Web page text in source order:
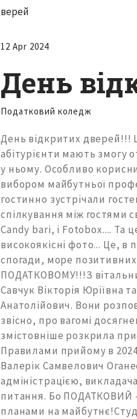
12 Apr 2024
День
Податковий коледж
День відкритих дверей!!!
абітурієнти мають змогу
у ньому. Особливо
вибором майбутньої
гостинно зустрічали
спілкування між гостями
Сandy barі, і Fotobox.... Та
високоякісні фото... Це,
спогади, море позитивних
ПОДАТКОВОМУ!!!З
Савчук Вікторія Юріївна
Анатолійович. Вони
звісно, про вагомі
змістовніше розкрила
Правилами прийому в 2024
Валерік Самвелович
адміністрацією,
питання. Бо ПОДАТКОВИЙ -
планами на